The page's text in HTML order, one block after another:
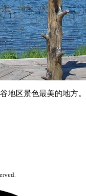
地区景色最美的地方。